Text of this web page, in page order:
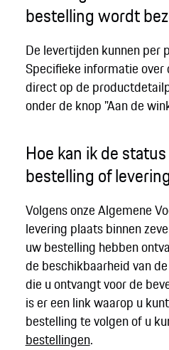
bestelling wordt
De levertijden kunnen per
Specifieke informatie
direct op de
onder de knop "Aan de
Hoe kan ik de
bestelling of
Volgens onze Algemene
levering plaats binnen
uw bestelling hebben
de beschikbaarheid van
die u ontvangt voor de
is er een link waarop u
bestelling te volgen of u
bestellingen.